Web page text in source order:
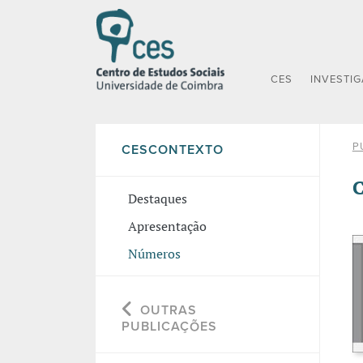
CES
CESCONTEXTO
Destaques
Apresentação
Números
OUTRAS
PUBLICAÇÕES